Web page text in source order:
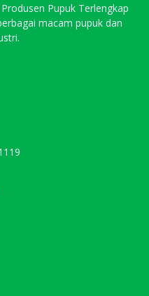
Pupuk Terlengkap
macam pupuk dan